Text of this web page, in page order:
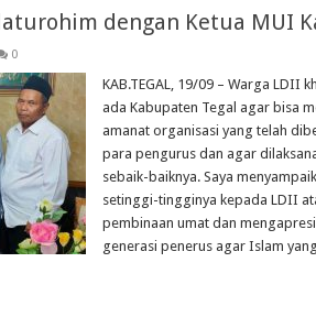
dengan Ketua MUI
0
KAB.TEGAL, 19/09 – Warga LDII
ada Kabupaten Tegal agar bisa
amanat organisasi yang telah
para pengurus dan agar
sebaik-baiknya. Saya
setinggi-tingginya kepada LDII
pembinaan umat dan
generasi penerus agar Islam